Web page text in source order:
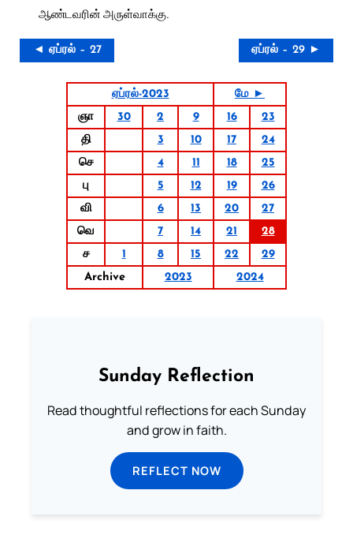
ஆண்டவரின் அருள்வாக்கு.
◄ ஏப்ரல் – 27 ஏப்ரல் – 29 ►
ஏப்ரல்-2023
மே ►
ஞா
30 2 9 16
23
தி
3 10 17
24
செ
4 11 18
25
பு
5 12 19
26
வி
6 13 20
27
வெ
7 14 21
28
ச
1 8 15 22
29
Archive
2023 2024
Sunday Reflection
Read thoughtful reflections for each Sunday
and grow in faith.
REFLECT NOW